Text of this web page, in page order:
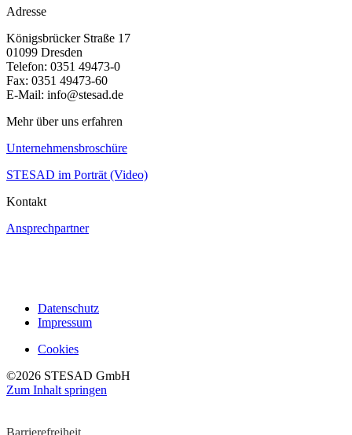
Adresse
Königsbrücker Straße 17
01099 Dresden
Telefon: 0351 49473-0
Fax: 0351 49473-60
E-Mail: info@stesad.de
Mehr über uns erfahren
Unternehmensbroschüre
STESAD im Porträt (Video)
Kontakt
Ansprechpartner
Datenschutz
Impressum
Cookies
©2026 STESAD GmbH
Zum Inhalt springen
Barrierefreiheit